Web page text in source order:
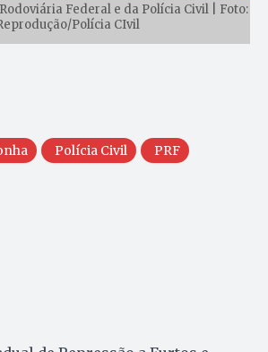
Federal e da Polícia Civil | Foto:
Polícia CIvil
Polícia Civil PRF